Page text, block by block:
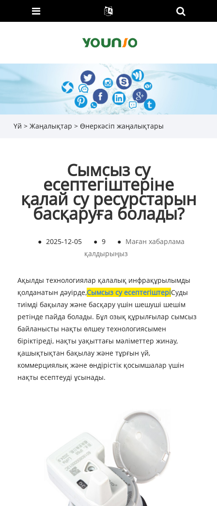
Үй > Жаңалықтар > Өнеркәсіп жаңалықтары
Сымсыз су
есептегіштеріне
қалай су ресурстарын
басқаруға болады?
● 2025-12-05 ● 9 ● Маған хабарлама
қалдырыңыз
Ақылды технологиялар қалалық инфрақұрылымды
қолданатын дәуірде,Сымсыз су есептегіштеріСуды
тиімді бақылау және басқару үшін шешуші шешім
ретінде пайда болады. Бұл озық құрылғылар сымсыз
байланысты нақты өлшеу технологиясымен
біріктіреді, нақты уақыттағы мәліметтер жинау,
қашықтықтан бақылау және тұрғын үй,
коммерциялық және өндірістік қосымшалар үшін
нақты есептеуді ұсынады.